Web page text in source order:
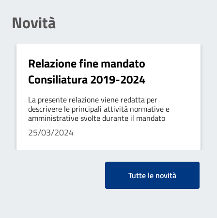
Novità
Relazione fine mandato
Consiliatura 2019-2024
La presente relazione viene redatta per
descrivere le principali attività normative e
amministrative svolte durante il mandato
25/03/2024
Tutte le novità